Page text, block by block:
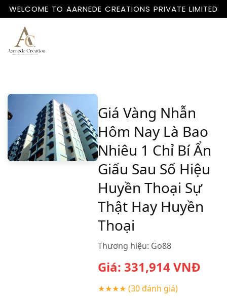
WELCOME TO AARNEDE CREATIONS PRIVATE LIMITED
Giá Vàng Nhẫn
Hôm Nay Là Bao
Nhiêu 1 Chỉ Bí Ẩn
Giấu Sau Số Hiệu
Huyền Thoại Sự
Thật Hay Huyền
Thoại
Thương hiệu: Go88
Giá: 331,914VNĐ
★★★★ (30 đánh giá)